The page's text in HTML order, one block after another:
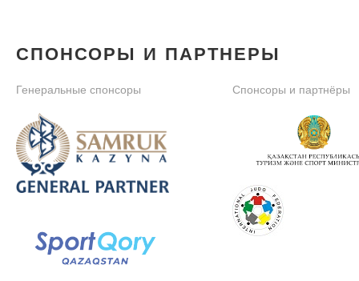
СПОНСОРЫ И ПАРТНЕРЫ
Генеральные спонсоры Спонсоры и партнёры